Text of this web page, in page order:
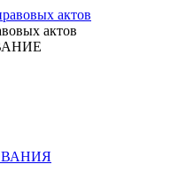
актов